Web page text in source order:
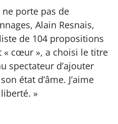
porte pas de
Alain Resnais,
de 104 propositions
« cœur », a choisi le titre
spectateur d’ajouter
état d’âme. J’aime
»